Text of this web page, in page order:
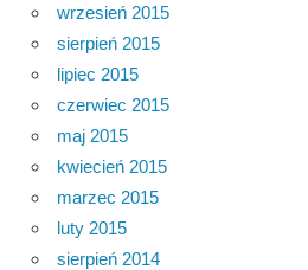
wrzesień 2015
sierpień 2015
lipiec 2015
czerwiec 2015
maj 2015
kwiecień 2015
marzec 2015
luty 2015
sierpień 2014